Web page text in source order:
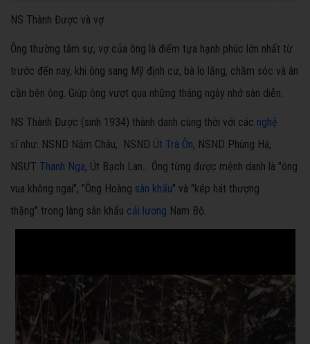
NS Thành Được và vợ
Ông thường tâm sự, vợ của ông là điểm tựa hạnh phúc lớn nhất từ
trước đến nay, khi ông sang Mỹ định cư, bà lo lắng, chăm sóc và ân
cần bên ông. Giúp ông vượt qua những tháng ngày nhớ sàn diễn.
NS Thành Được (sinh 1934) thành danh cùng thời với các nghệ
sĩ như: NSND Năm Châu, NSND Út Trà Ôn, NSND Phùng Há,
NSƯT Thanh Nga, Út Bạch Lan... Ông từng được mệnh danh là "ông
vua không ngai", "Ông Hoàng sân khấu" và "kép hát thượng
thặng" trong làng sân khấu cải lương Nam Bộ.